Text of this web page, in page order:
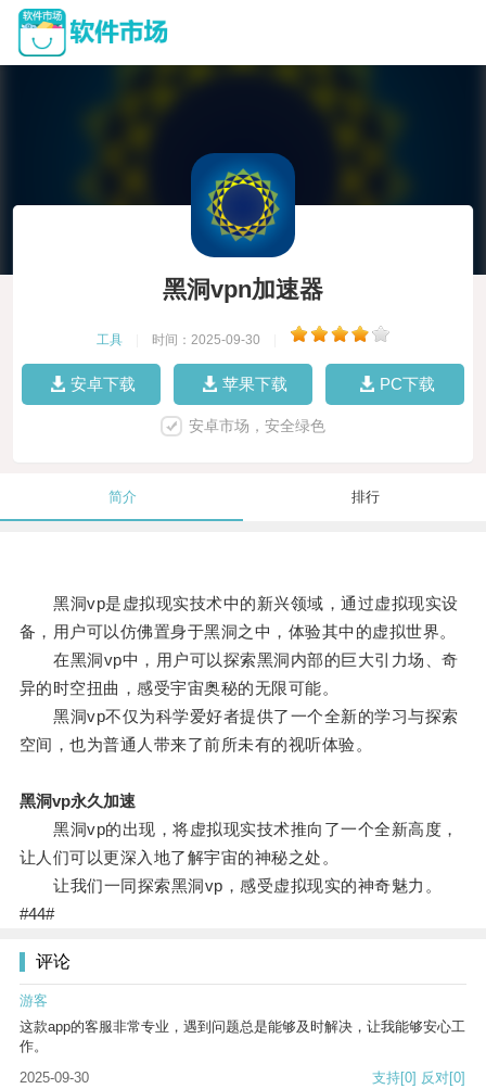
黑洞vpn加速器
工具 时间：2025-09-30
安卓下载 苹果下载 PC下载
安卓市场，安全绿色
简介 排行
黑洞vp是虚拟现实技术中的新兴领域，通过虚拟现实设
备，用户可以仿佛置身于黑洞之中，体验其中的虚拟世界。
在黑洞vp中，用户可以探索黑洞内部的巨大引力场、奇
异的时空扭曲，感受宇宙奥秘的无限可能。
黑洞vp不仅为科学爱好者提供了一个全新的学习与探索
空间，也为普通人带来了前所未有的视听体验。
黑洞vp永久加速
黑洞vp的出现，将虚拟现实技术推向了一个全新高度，
让人们可以更深入地了解宇宙的神秘之处。
让我们一同探索黑洞vp，感受虚拟现实的神奇魅力。
#44#
评论
游客
这款app的客服非常专业，遇到问题总是能够及时解决，让我能够安心工
作。
2025-09-30
支持[0] 反对[0]